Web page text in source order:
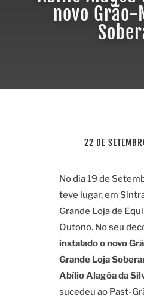
novo
22 DE
No dia 19 de
teve lugar, em
Grande Loja de
Outono. No seu
instalado o novo
Grande Loja
Abílio Alagôa da
sucedeu ao Past-